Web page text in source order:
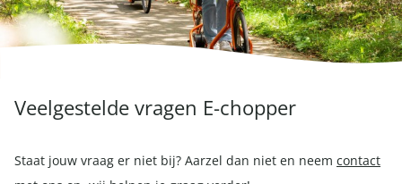
Veelgestelde vragen E-chopper
Staat jouw vraag er niet bij? Aarzel dan niet en neem contact